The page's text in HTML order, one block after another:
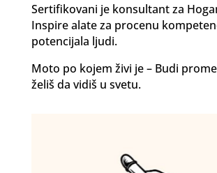
Sertifikovani je konsultant za
Inspire alate za procenu
potencijala ljudi.
Moto po kojem živi je – Budi
želiš da vidiš u svetu.